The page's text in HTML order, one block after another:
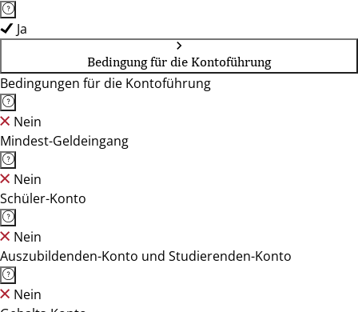
Ja
Bedingung für die Kontoführung
Bedingungen für die Kontoführung
Nein
Mindest-Geldeingang
Nein
Schüler-Konto
Nein
Auszubildenden-Konto und Studierenden-Konto
Nein